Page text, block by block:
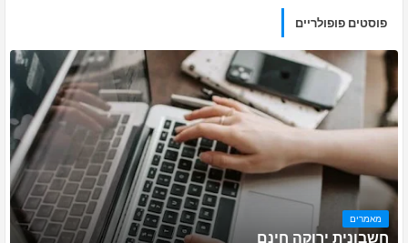
פוסטים פופולריים
מאמרים